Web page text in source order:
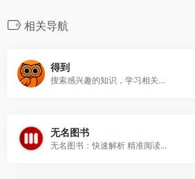
相关导航
得到
搜索感兴趣的知识，学习相关...
无名图书
无名图书：快速解析 精准阅读...